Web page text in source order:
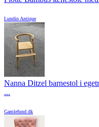
Lundin Antique
Nanna Ditzel barnestol i
...
Gamlefund.dk